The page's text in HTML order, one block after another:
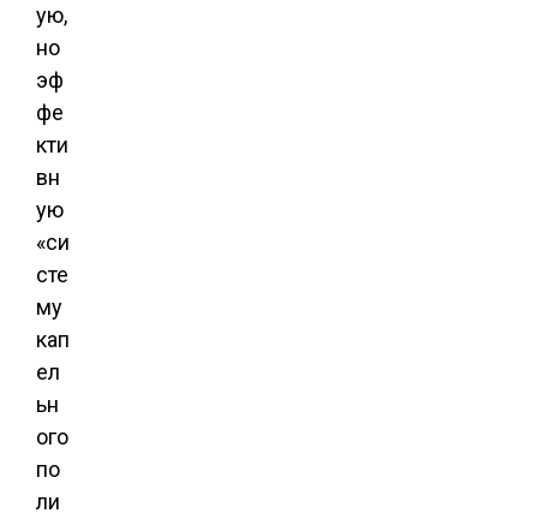
ую,
но
эф
фе
кти
вн
ую
«си
сте
му
кап
ел
ьн
ого
по
ли